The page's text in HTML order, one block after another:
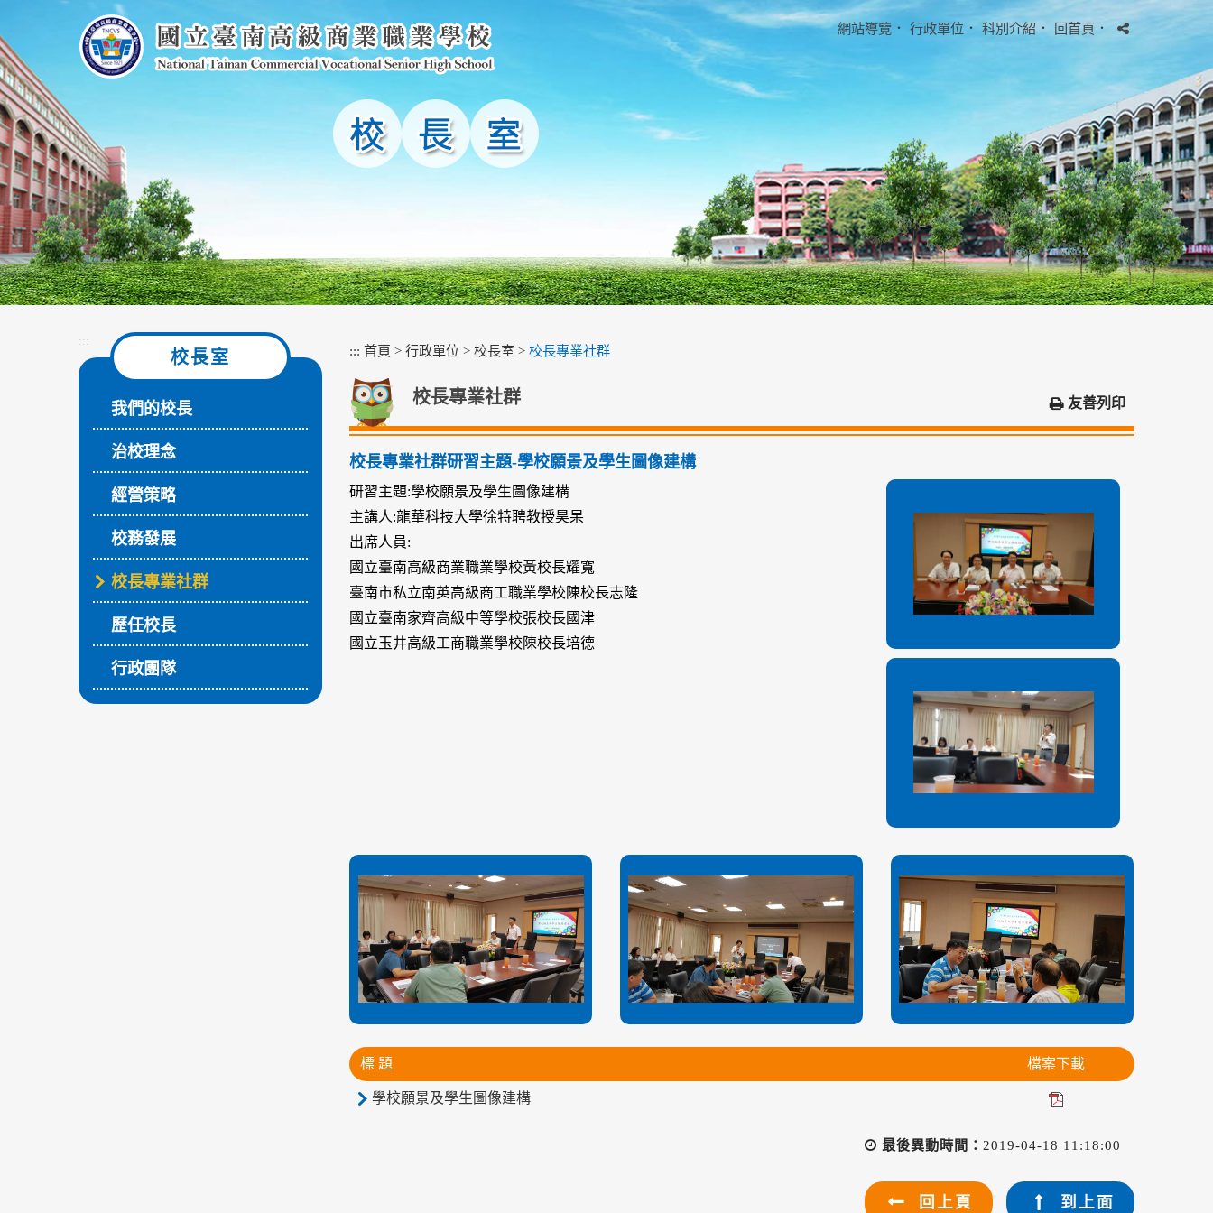
主
要
內
容
區
塊
網站導覽 ． 行政單位 ． 科別介紹． 回首頁．
:::
校長室
我們的校長
治校理念
經營策略
校務發展
校長專業社群
歷任校長
行政團隊
::: 首頁 > 行政單位 > 校長室 > 校長專業社群
校長專業社群 友善列印
校長專業社群研習主題-學校願景及學生圖像建構
研習主題:學校願景及學生圖像建構
主講人:龍華科技大學徐特聘教授昊杲
出席人員:
國立臺南高級商業職業學校黃校長耀寬
臺南市私立南英高級商工職業學校陳校長志隆
國立臺南家齊高級中等學校張校長國津
國立玉井高級工商職業學校陳校長培德
標 題 檔案下載
學校願景及學生圖像建構
最後異動時間： 2019-04-18 11:18:00
回上頁 到上面